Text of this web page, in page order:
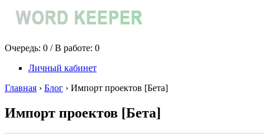
Очередь: 0 / В работе: 0
Личный кабинет
Главная › Блог › Импорт проектов [Бета]
Импорт проектов [Бета]